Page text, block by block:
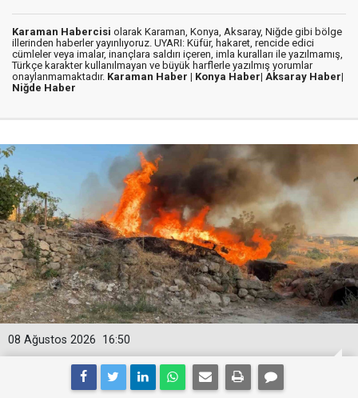
Karaman Habercisi olarak Karaman, Konya, Aksaray, Niğde gibi bölge
illerinden haberler yayınlıyoruz. UYARI: Küfür, hakaret, rencide edici
cümleler veya imalar, inançlara saldırı içeren, imla kuralları ile yazılmamış,
Türkçe karakter kullanılmayan ve büyük harflerle yazılmış yorumlar
onaylanmamaktadır. Karaman Haber | Konya Haber| Aksaray Haber|
Niğde Haber
16:50
08 Ağustos 2026